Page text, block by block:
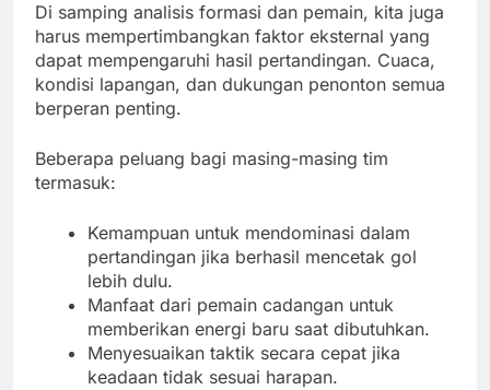
Di samping analisis formasi dan pemain, kita juga
harus mempertimbangkan faktor eksternal yang
dapat mempengaruhi hasil pertandingan. Cuaca,
kondisi lapangan, dan dukungan penonton semua
berperan penting.
Beberapa peluang bagi masing-masing tim
termasuk:
Kemampuan untuk mendominasi dalam
pertandingan jika berhasil mencetak gol
lebih dulu.
Manfaat dari pemain cadangan untuk
memberikan energi baru saat dibutuhkan.
Menyesuaikan taktik secara cepat jika
keadaan tidak sesuai harapan.